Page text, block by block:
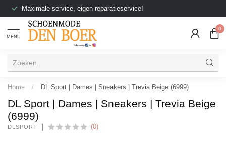
Maximale service, eigen reparatieservice!
MENU
0
Home / DL Sport | Dames | Sneakers | Trevia Beige (6999)
DL Sport | Dames | Sneakers | Trevia Beige
(6999)
DLSPORT (0)